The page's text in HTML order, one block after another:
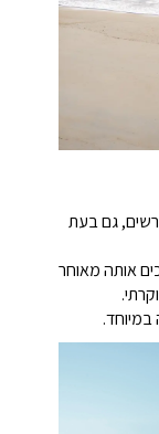
גם בעת
אותה מאוחר
במיוחד.